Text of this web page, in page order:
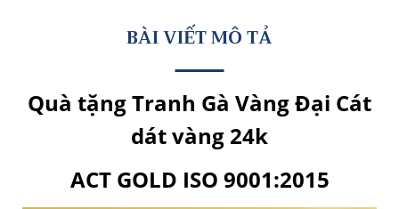
BÀI VIẾT MÔ TẢ
Quà tặng Tranh Gà Vàng Đại Cát
dát vàng 24k
ACT GOLD ISO 9001:2015